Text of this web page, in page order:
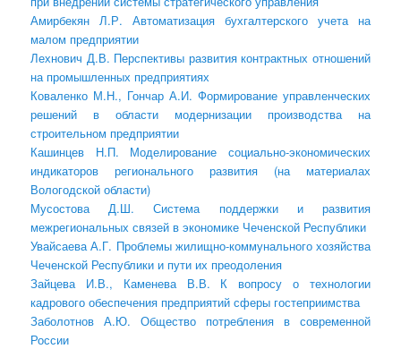
Амирбекян Л.Р. Автоматизация бухгалтерского учета на
малом предприятии
Лехнович Д.В. Перспективы развития контрактных отношений
на промышленных предприятиях
Коваленко М.Н., Гончар А.И. Формирование управленческих
решений в области модернизации производства на
строительном предприятии
Кашинцев Н.П. Моделирование социально-экономических
индикаторов регионального развития (на материалах
Вологодской области)
Мусостова Д.Ш. Система поддержки и развития
межрегиональных связей в экономике Чеченской Республики
Увайсаева А.Г. Проблемы жилищно-коммунального хозяйства
Чеченской Республики и пути их преодоления
Зайцева И.В., Каменева В.В. К вопросу о технологии
кадрового обеспечения предприятий сферы гостеприимства
Заболотнов А.Ю. Общество потребления в современной
России